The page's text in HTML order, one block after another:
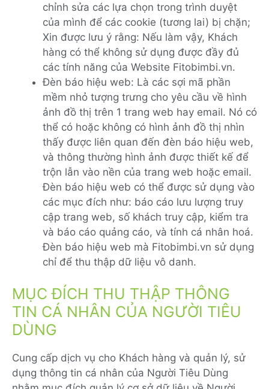
chỉnh sửa các lựa chọn trong trình duyệt
của mình để các cookie (tương lai) bị chặn;
Xin được lưu ý rằng: Nếu làm vậy, Khách
hàng có thể không sử dụng được đầy đủ
các tính năng của Website Fitobimbi.vn.
Đèn báo hiệu web: Là các sợi mã phần
mềm nhỏ tượng trưng cho yêu cầu về hình
ảnh đồ thị trên 1 trang web hay email. Nó có
thể có hoặc không có hình ảnh đồ thị nhìn
thấy được liên quan đến đèn báo hiệu web,
và thông thường hình ảnh được thiết kế để
trộn lẫn vào nền của trang web hoặc email.
Đèn báo hiệu web có thể được sử dụng vào
các mục đích như: báo cáo lưu lượng truy
cập trang web, số khách truy cập, kiểm tra
và báo cáo quảng cáo, và tính cá nhân hoá.
Đèn báo hiệu web mà Fitobimbi.vn sử dụng
chỉ để thu thập dữ liệu vô danh.
MỤC ĐÍCH THU THẬP THÔNG
TIN CÁ NHÂN CỦA NGƯỜI TIÊU
DÙNG
Cung cấp dịch vụ cho Khách hàng và quản lý, sử
dụng thông tin cá nhân của Người Tiêu Dùng